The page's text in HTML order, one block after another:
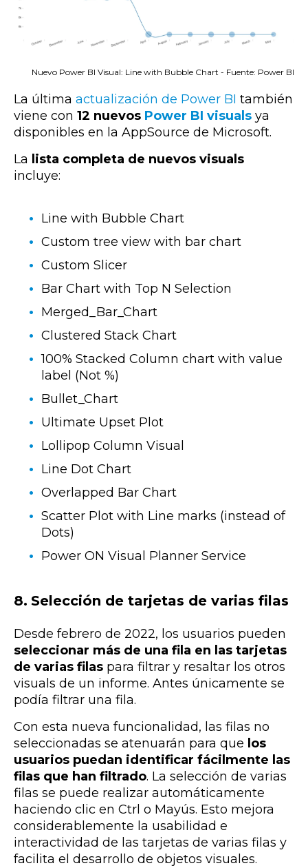
Nuevo Power BI Visual: Line with Bubble Chart - Fuente: Power BI
La última actualización de Power BI también
viene con 12 nuevos Power BI visuals ya
disponibles en la AppSource de Microsoft.
La lista completa de nuevos visuals
incluye:
Line with Bubble Chart
Custom tree view with bar chart
Custom Slicer
Bar Chart with Top N Selection
Merged_Bar_Chart
Clustered Stack Chart
100% Stacked Column chart with value
label (Not %)
Bullet_Chart
Ultimate Upset Plot
Lollipop Column Visual
Line Dot Chart
Overlapped Bar Chart
Scatter Plot with Line marks (instead of
Dots)
Power ON Visual Planner Service
8. Selección de tarjetas de varias filas
Desde febrero de 2022, los usuarios pueden
seleccionar más de una fila en las tarjetas
de varias filas para filtrar y resaltar los otros
visuals de un informe. Antes únicamente se
podía filtrar una fila.
Con esta nueva funcionalidad, las filas no
seleccionadas se atenuarán para que los
usuarios puedan identificar fácilmente las
filas que han filtrado. La selección de varias
filas se puede realizar automáticamente
haciendo clic en Ctrl o Mayús. Esto mejora
considerablemente la usabilidad e
interactividad de las tarjetas de varias filas y
facilita el desarrollo de objetos visuales.